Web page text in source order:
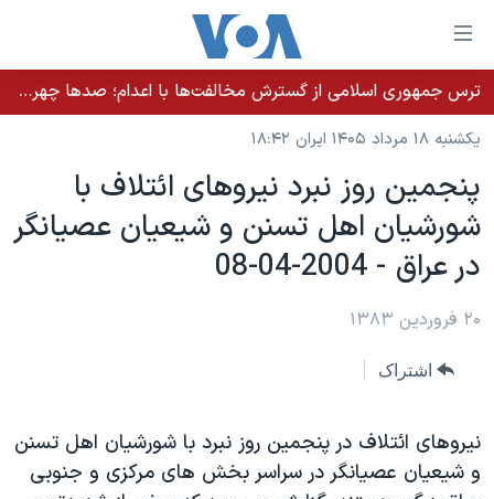
لینکهای
قابل
دسترسی
جهش
محتوای
اصلی
جهش
صفحه
جهش
جستجو
خانه
نسخه سبک وب‌سایت
موضوع ها
ایران
آمریکا
جهان
ویژه برنامه‌ها
ویدیوها
برنامه های تلویزیونی
جدول برنامه ها
صفحه‌های ویژه
۲۵۰سالگی آمریکا
بایگانی برنامه‌های تلویزیونی
فرکانس‌های صدای آمریکا
یادگیری زبان انگلیسی
ترس جمهوری اسلامی از گسترش مخالفت‌ها با اعدام؛ صدها چهره شناخته‌شده به دادسرا احضار شدند
یکشنبه ۱۸ مرداد ۱۴۰۵ ایران ۱۸:۴۲
پنجمين روز نبرد نيروهای ائتلاف با
شورشيان اهل تسنن و شيعيان عصيانگر
در عراق - 2004-04-08
۲۰ فروردین ۱۳۸۳
اشتراک
نيروهای ائتلاف در پنجمين روز نبرد با شورشيان اهل تسنن
و شيعيان عصيانگر در سراسر بخش های مرکزی و جنوبی